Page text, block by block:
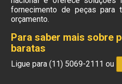
fornecimento de peças
orçamento.
Para saber mais sobre
baratas
Ligue para(11) 5069-2111 ou